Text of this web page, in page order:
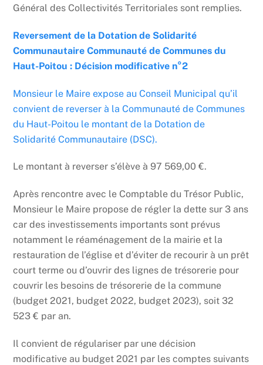
Général des Collectivités Territoriales sont remplies.
Reversement de la Dotation de Solidarité
Communautaire Communauté de Communes du
Haut-Poitou : Décision modificative n°2
Monsieur le Maire expose au Conseil Municipal qu’il
convient de reverser à la Communauté de Communes
du Haut-Poitou le montant de la Dotation de
Solidarité Communautaire (DSC).
Le montant à reverser s’élève à 97 569,00 €.
Après rencontre avec le Comptable du Trésor Public,
Monsieur le Maire propose de régler la dette sur 3 ans
car des investissements importants sont prévus
notamment le réaménagement de la mairie et la
restauration de l’église et d’éviter de recourir à un prêt
court terme ou d’ouvrir des lignes de trésorerie pour
couvrir les besoins de trésorerie de la commune
(budget 2021, budget 2022, budget 2023), soit 32
523 € par an.
Il convient de régulariser par une décision
modificative au budget 2021 par les comptes suivants